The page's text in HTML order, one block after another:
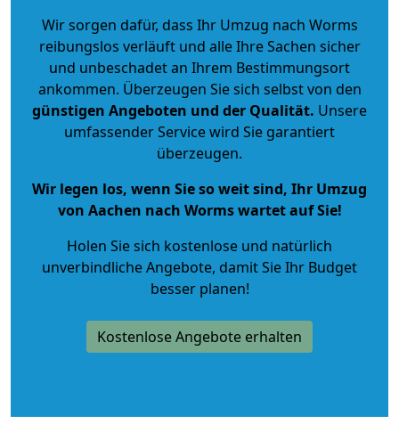
Wir sorgen dafür, dass Ihr Umzug nach Worms
reibungslos verläuft und alle Ihre Sachen sicher
und unbeschadet an Ihrem Bestimmungsort
ankommen. Überzeugen Sie sich selbst von den
günstigen Angeboten und der Qualität. Unsere
umfassender Service wird Sie garantiert
überzeugen.
Wir legen los, wenn Sie so weit sind, Ihr Umzug
von Aachen nach Worms wartet auf Sie!
Holen Sie sich kostenlose und natürlich
unverbindliche Angebote, damit Sie Ihr Budget
besser planen!
Kostenlose Angebote erhalten